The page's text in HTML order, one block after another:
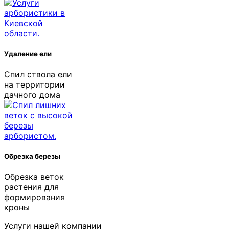
Удаление ели
Спил ствола ели
на территории
дачного дома
Обрезка березы
Обрезка веток
растения для
формирования
кроны
Услуги нашей компании